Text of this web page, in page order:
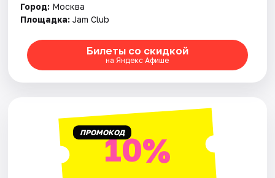
Артисты
Рейтинги
Город: Москва
Площадка: Jam Club
Билеты со скидкой
на Яндекс Афише
ПРОМОКОД10%